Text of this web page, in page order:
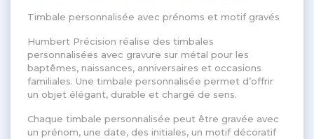
Timbale personnalisée avec prénoms et motif gravés
Humbert Précision réalise des timbales
personnalisées avec gravure sur métal pour les
baptêmes, naissances, anniversaires et occasions
familiales. Une timbale personnalisée permet d’offrir
un objet élégant, durable et chargé de sens.
Chaque timbale personnalisée peut être gravée avec
un prénom, une date, des initiales, un motif décoratif